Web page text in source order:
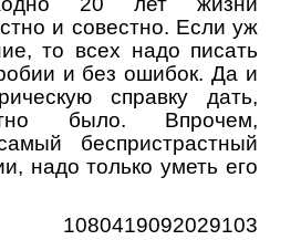
и совестно. Если уж
то всех надо писать
и без ошибок. Да и
справку дать,
было. Впрочем,
беспристрастный
надо только уметь его